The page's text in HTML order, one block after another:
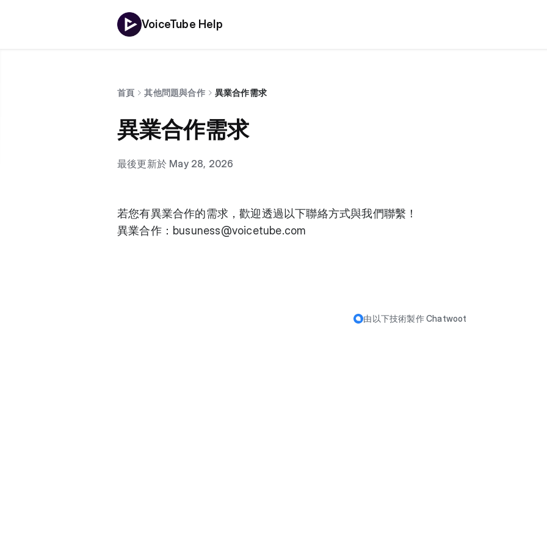
VoiceTube Help
首頁 其他問題與合作 異業合作需求
異業合作需求
最後更新於 May 28, 2026
若您有異業合作的需求，歡迎透過以下聯絡方式與我們聯繫！
異業合作： busuness@voicetube.com
由以下技術製作Chatwoot